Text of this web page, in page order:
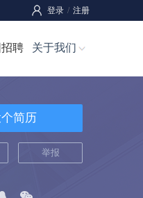
登录 / 注册
聘 关于我们
简历
举报